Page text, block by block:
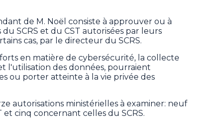
de M. Noël consiste à approuver ou à
SCRS et du CST autorisées par leurs
cas, par le directeur du SCRS.
en matière de cybersécurité, la collecte
l'utilisation des données, pourraient
ou porter atteinte à la vie privée des
autorisations ministérielles à examiner: neuf
cinq concernant celles du SCRS.